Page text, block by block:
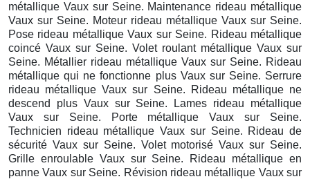
métallique Vaux sur Seine. Maintenance rideau métallique
Vaux sur Seine. Moteur rideau métallique Vaux sur Seine.
Pose rideau métallique Vaux sur Seine. Rideau métallique
coincé Vaux sur Seine. Volet roulant métallique Vaux sur
Seine. Métallier rideau métallique Vaux sur Seine. Rideau
métallique qui ne fonctionne plus Vaux sur Seine. Serrure
rideau métallique Vaux sur Seine. Rideau métallique ne
descend plus Vaux sur Seine. Lames rideau métallique
Vaux sur Seine. Porte métallique Vaux sur Seine.
Technicien rideau métallique Vaux sur Seine. Rideau de
sécurité Vaux sur Seine. Volet motorisé Vaux sur Seine.
Grille enroulable Vaux sur Seine. Rideau métallique en
panne Vaux sur Seine. Révision rideau métallique Vaux sur